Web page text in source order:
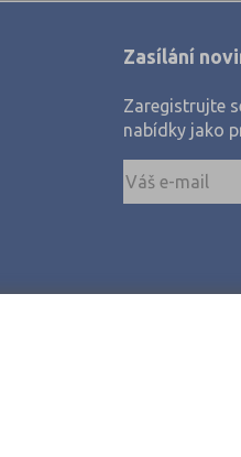
Zasílání
Zaregistrujte
nabídky jako